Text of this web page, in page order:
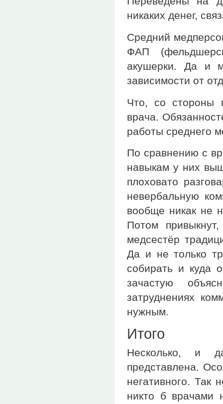
никаких денег,
Средний
ФАП
акушерки. Да и
зависимости от
Что, со стороны
врача.
работы среднего
По сравнению с
навыкам у них
плоховато
невербальную
вообще никак не
Потом
медсестёр
Да и не только
собирать и куда
зачастую
затруднениях
нужным.
Итого
Несколько, и
представлена.
негативного. Так
никто б врачами